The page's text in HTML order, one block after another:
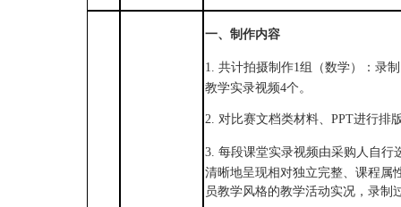
一、 制作内容
1. 共计拍摄制作1组（数学）：录
教学实录视频4个。
2. 对比赛文档类材料、 PPT进行排
3. 每段课堂实录视频由采购人自行
清晰地呈现相对独立完整、课程属
员教学风格的教学活动实况，录制